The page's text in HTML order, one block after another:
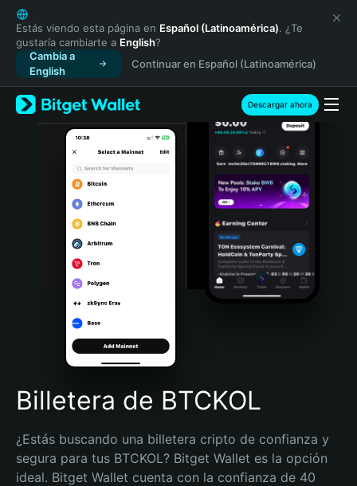
English
日本語
Tiếng Việt
Русский
Español (Latinoamérica)
Türkçe
Italiano
Português (Portugal)
Bahasa Indonesia
Português (Brasil)
Español (Argentina)
Estás viendo esta página en Español (Latinoamérica). ¿Te
gustaría cambiarte a English?
Cambia a
English
Continuar en Español (Latinoamérica)
Descargar ahora
Billetera de BTCKOL
¿Estás buscando una billetera cripto de confianza y
segura para tus BTCKOL? Bitget Wallet es la opción
ideal. Bitget Wallet cuenta con la confianza de 40